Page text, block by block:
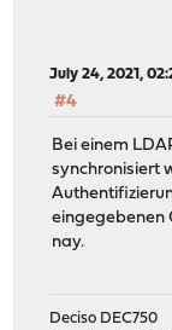
July 24, 2021,
#4
Bei einem
synchronisiert
eingegebenen
nay.
Deciso DEC750